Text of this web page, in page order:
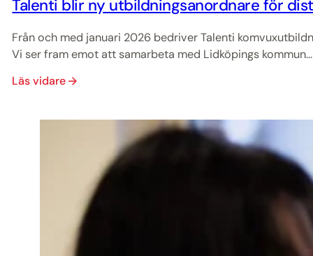
Talenti blir ny utbildningsanordnare för
Från och med januari 2026 bedriver Talenti
Vi ser fram emot att samarbeta med Lidköpings kommun...
Läs vidare